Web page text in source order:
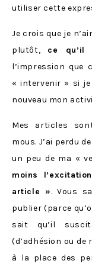
utiliser cette
Je crois que je
plutôt, ce qu’il
l’impression que
« intervenir » si
nouveau mon
Mes articles
mous. J’ai perdu
un peu de ma «
moins
article ». Vous
publier (parce
sait qu’il
(d’adhésion ou
à la place des